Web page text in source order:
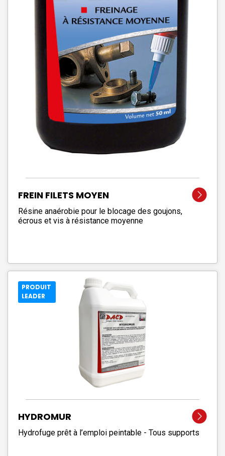
FREIN FILETS MOYEN
Résine anaérobie pour le blocage des goujons,
écrous et vis à résistance moyenne
PRODUIT
LEADER
HYDROMUR
Hydrofuge prêt à l’emploi peintable - Tous supports